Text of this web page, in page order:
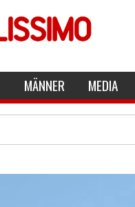
MÄNNER MEDIA